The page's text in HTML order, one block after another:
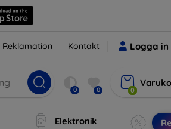
Reklamation Kontakt Logga in
0 0 0
Elektronik